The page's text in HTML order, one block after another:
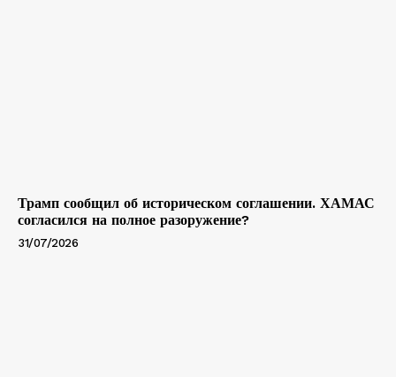
Трамп сообщил об историческом соглашении. ХАМАС
согласился на полное разоружение?
31/07/2026